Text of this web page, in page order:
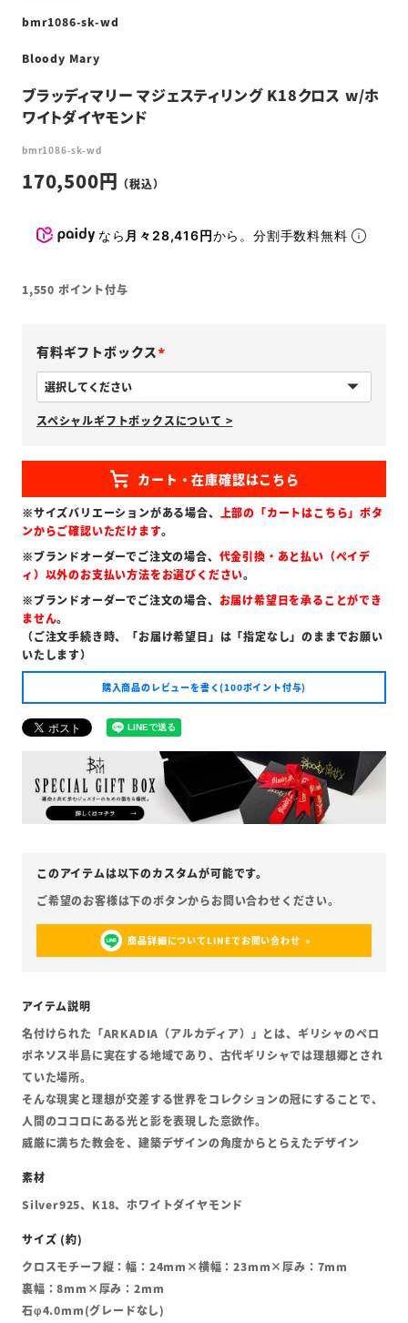
bmr1086-sk-wd
Bloody Mary
ブラッディマリー マジェスティリング K18クロス w/ホ
ワイトダイヤモンド
bmr1086-sk-wd
170,500
なら 月々28,416円から。分割手数料無料
1,550 ポイント付与
有料ギフトボックス
必
須
)
スペシャルギフトボックスについて >
※サイズバリエーションがある場合、 上部の「カートはこちら」ボタ
ンからご確認いただけます。
※ブランドオーダーでご注文の場合、 代金引換・あと払い（ペイデ
ィ）以外のお支払い方法をお選びください。
※ブランドオーダーでご注文の場合、 お届け希望日を承ることができ
ません。
（ご注文手続き時、「お届け希望日」は「指定なし」のままでお願い
いたします）
購入商品のレビューを書く(100ポイント付与)
商品詳細についてLINEでお問い合わせ
名付けられた「ARKADIA（アルカディア）」とは、ギリシャのペロ
ポネソス半島に実在する地域であり、古代ギリシャでは理想郷とされ
ていた場所。
そんな現実と理想が交差する世界をコレクションの冠にすることで、
人間のココロにある光と影を表現した意欲作。
威厳に満ちた教会を、建築デザインの角度からとらえたデザイン
Silver925、K18、ホワイトダイヤモンド
クロスモチーフ縦：幅：24mm×横幅：23mm×厚み：7mm
裏幅：8mm×厚み：2mm
石φ4.0mm(グレードなし)